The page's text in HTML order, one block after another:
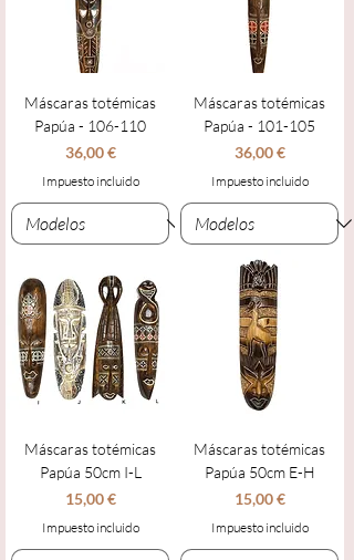
Máscaras totémicas
Papúa - 106-110
Precio
36,00 €
Impuesto incluido
Máscaras totémicas
Papúa - 101-105
Precio
36,00 €
Impuesto incluido
Máscaras totémicas
Papúa 50cm I-L
Precio
15,00 €
Impuesto incluido
Máscaras totémicas
Papúa 50cm E-H
Precio
15,00 €
Impuesto incluido